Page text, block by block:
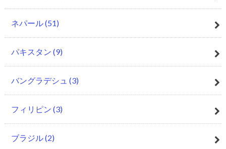
ネパール(51)
パキスタン (9)
バングラデシュ (3)
フィリピン (3)
ブラジル(2)